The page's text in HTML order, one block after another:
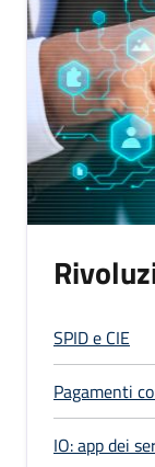
SPID e CIE
Pagamenti
IO: app dei